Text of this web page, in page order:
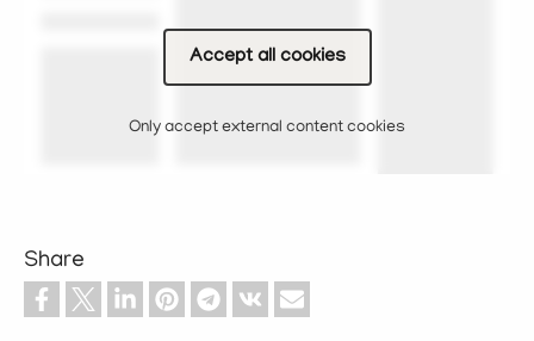
Accept all cookies
Only accept external content cookies
Share